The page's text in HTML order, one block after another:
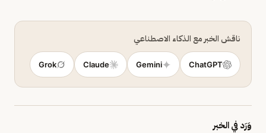
ناقش الخبر مع الذكاء الاصطناعي
ChatGPT
Gemini
Claude
Grok
وَرَد في الخبر